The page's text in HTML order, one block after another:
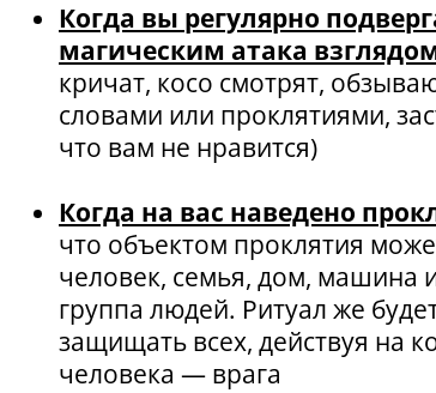
Когда вы регулярно
магическим атака
кричат, косо смотрят,
словами или проклятиями,
что вам не нравится)
Когда на вас наведено
что объектом проклятия
человек, семья, дом, машина
группа людей. Ритуал же
защищать всех, действуя на
человека — врага